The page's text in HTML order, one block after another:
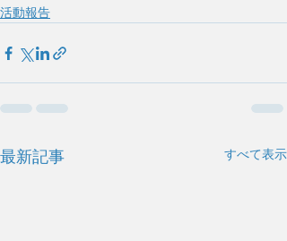
活動報告
最新記事 すべて表示